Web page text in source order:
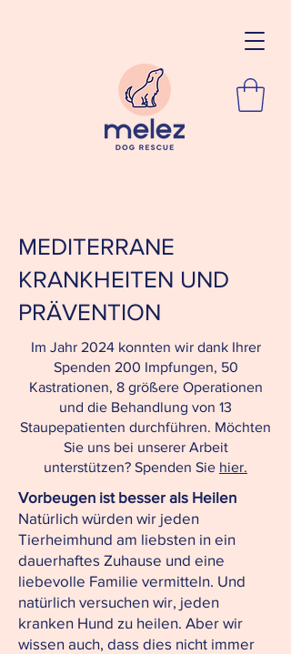
MEDITERRANE
KRANKHEITEN UND
PRÄVENTION
Im Jahr 2024 konnten wir dank Ihrer
Spenden 200 Impfungen, 50
Kastrationen, 8 größere Operationen
und die Behandlung von 13
Staupepatienten durchführen. Möchten
Sie uns bei unserer Arbeit
unterstützen? Spenden Sie hier.
Vorbeugen ist besser als Heilen
Natürlich würden wir jeden
Tierheimhund am liebsten in ein
dauerhaftes Zuhause und eine
liebevolle Familie vermitteln. Und
natürlich versuchen wir, jeden
kranken Hund zu heilen. Aber wir
wissen auch, dass dies nicht immer